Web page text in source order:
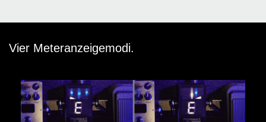
Vier Meteranzeigemodi.